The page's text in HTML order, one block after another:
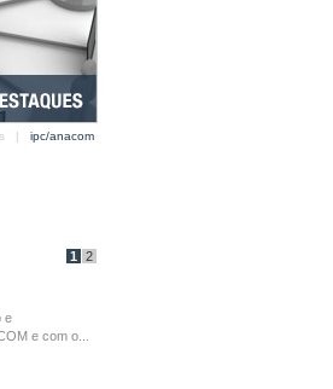
| ipc/anacom
1
2
e
e com o...